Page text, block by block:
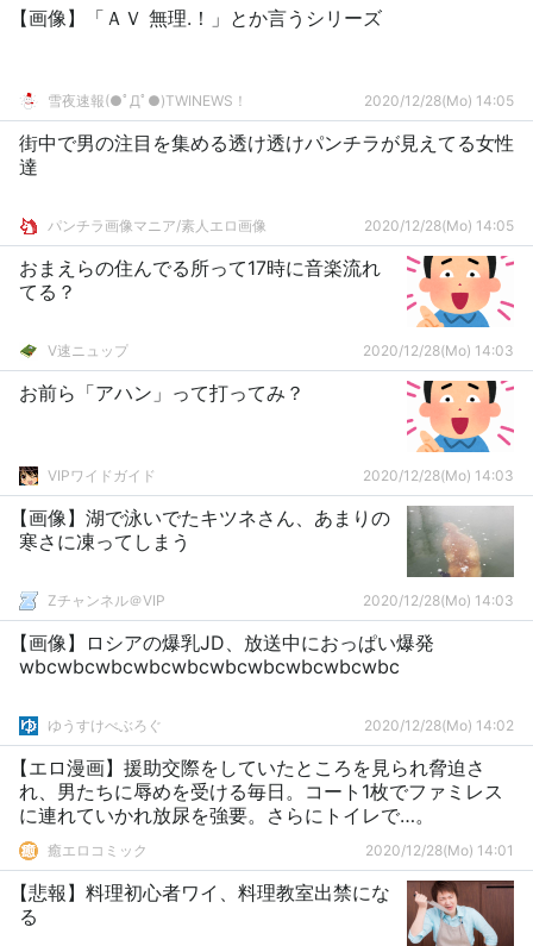
【画像】「ＡＶ 無理.！」とか言うシリーズ
雪夜速報(●ﾟДﾟ●)TWINEWS！ 2020/12/28(Mo) 14:05
街中で男の注目を集める透け透けパンチラが見えてる女性
達
パンチラ画像マニア/素人エロ画像 2020/12/28(Mo) 14:05
おまえらの住んでる所って17時に音楽流れ
てる？
V速ニュップ 2020/12/28(Mo) 14:03
お前ら「アハン」って打ってみ？
VIPワイドガイド 2020/12/28(Mo) 14:03
【画像】湖で泳いでたキツネさん、あまりの
寒さに凍ってしまう
Zチャンネル＠VIP 2020/12/28(Mo) 14:03
【画像】ロシアの爆乳JD、放送中におっぱい爆発
wbcwbcwbcwbcwbcwbcwbcwbcwbcwbc
ゆうすけべぶろぐ 2020/12/28(Mo) 14:02
【エロ漫画】援助交際をしていたところを見られ脅迫さ
れ、男たちに辱めを受ける毎日。コート1枚でファミレス
に連れていかれ放尿を強要。さらにトイレで…。
癒エロコミック 2020/12/28(Mo) 14:01
【悲報】料理初心者ワイ、料理教室出禁にな
る